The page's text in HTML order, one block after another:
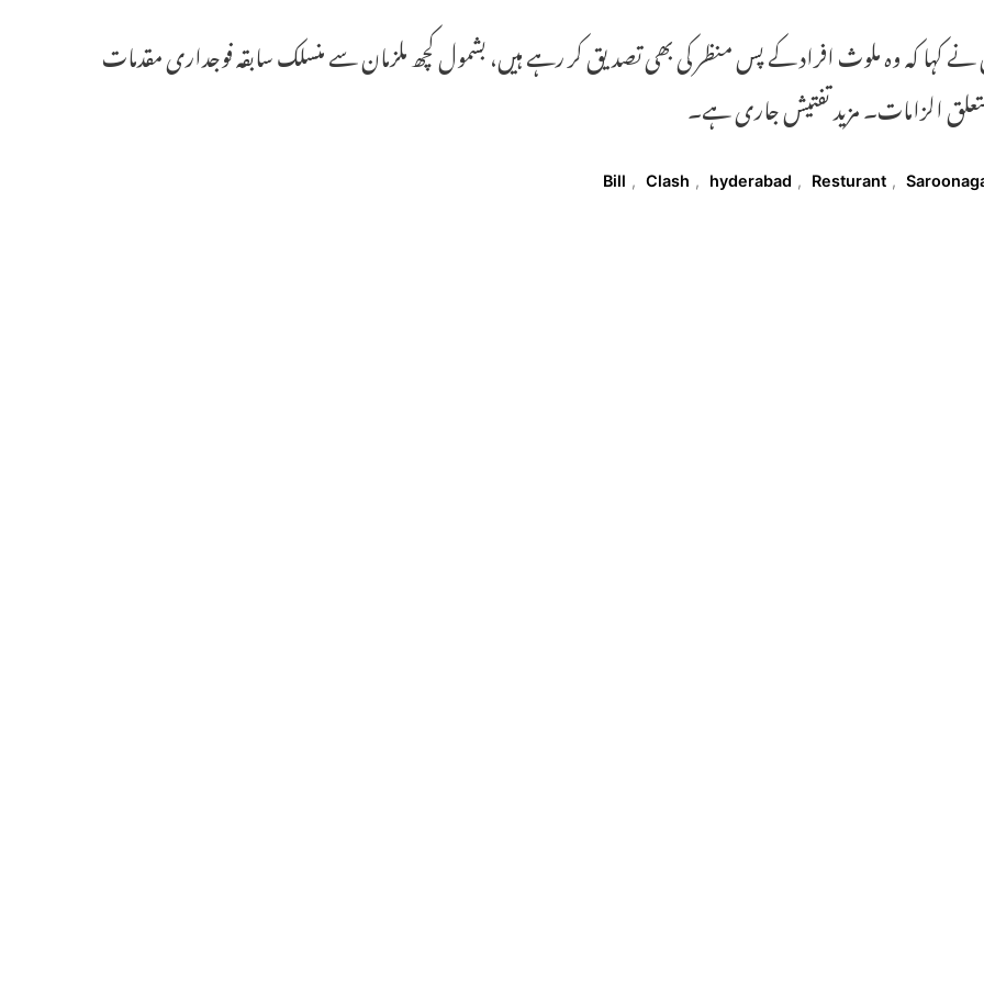
کہا کہ وہ ملوث افراد کے پس منظر کی بھی تصدیق کر رہے ہیں، بشمول کچھ ملزمان سے منسلک سابقہ ​​فوجداری مقدمات
الزامات۔ مزید تفتیش جاری ہے۔
Bill , Clash , hyderabad , Resturant ,